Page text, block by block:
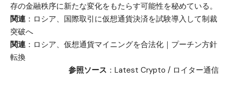
存の金融秩序に新たな変化をもたらす可能性を秘めている。
関連 ： ロシア、国際取引に仮想通貨決済を試験導入して制裁
突破へ
関連 ： ロシア、仮想通貨マイニングを合法化｜プーチン方針
転換
参照ソース ： Latest Crypto / ロイター通信